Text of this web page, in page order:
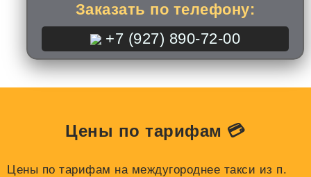
Заказать по телефону:
+7 (927) 890-72-00
Цены по тарифам 💳
Цены по тарифам на междугороднее такси из п.